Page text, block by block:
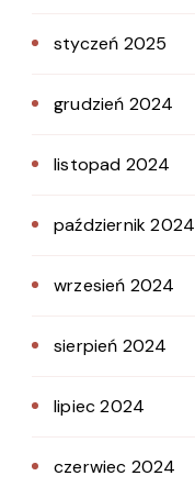
styczeń 2025
grudzień 2024
listopad 2024
październik 2024
wrzesień 2024
sierpień 2024
lipiec 2024
czerwiec 2024